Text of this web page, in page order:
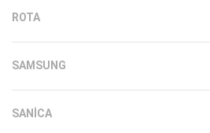
ROTA
SAMSUNG
SANICA